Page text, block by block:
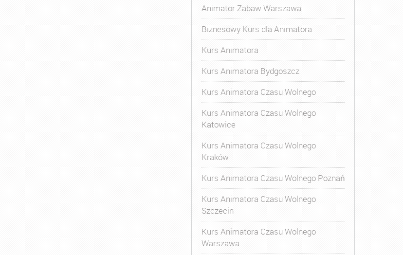
Animator Zabaw Warszawa
Biznesowy Kurs dla Animatora
Kurs Animatora
Kurs Animatora Bydgoszcz
Kurs Animatora Czasu Wolnego
Kurs Animatora Czasu Wolnego
Katowice
Kurs Animatora Czasu Wolnego
Kraków
Kurs Animatora Czasu Wolnego Poznań
Kurs Animatora Czasu Wolnego
Szczecin
Kurs Animatora Czasu Wolnego
Warszawa